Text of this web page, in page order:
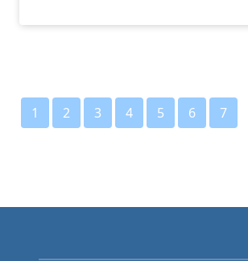
1 2 3 4 5 6 7